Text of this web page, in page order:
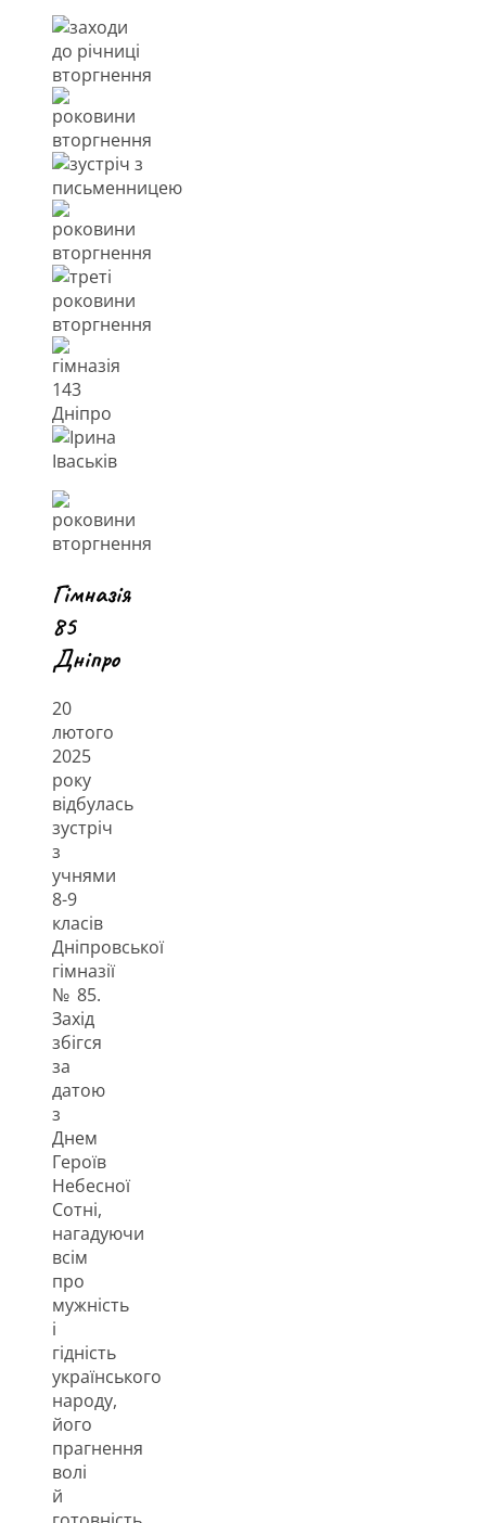
Гімназія
85
Дніпро
20
лютого
2025
року
відбулась
зустріч
з
учнями
8-9
класів
Дніпровської
гімназії
№ 85.
Захід
збігся
за
датою
з
Днем
Героїв
Небесної
Сотні,
нагадуючи
всім
про
мужність
і
гідність
українського
народу,
його
прагнення
волі
й